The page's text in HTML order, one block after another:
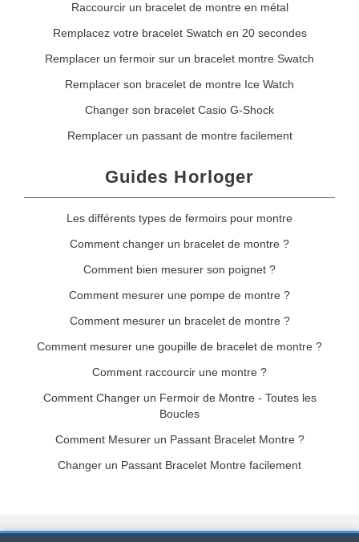
Raccourcir un bracelet de montre en métal
Remplacez votre bracelet Swatch en 20 secondes
Remplacer un fermoir sur un bracelet montre Swatch
Remplacer son bracelet de montre Ice Watch
Changer son bracelet Casio G-Shock
Remplacer un passant de montre facilement
Guides Horloger
Les différents types de fermoirs pour montre
Comment changer un bracelet de montre ?
Comment bien mesurer son poignet ?
Comment mesurer une pompe de montre ?
Comment mesurer un bracelet de montre ?
Comment mesurer une goupille de bracelet de montre ?
Comment raccourcir une montre ?
Comment Changer un Fermoir de Montre - Toutes les
Boucles
Comment Mesurer un Passant Bracelet Montre ?
Changer un Passant Bracelet Montre facilement